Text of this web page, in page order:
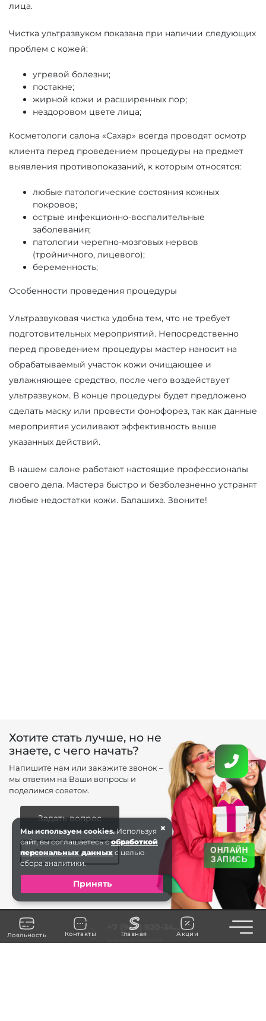
Лояльность Контакты Главная Акции
ОНЛАЙН
ЗАПИСЬ
лица.
Чистка ультразвуком показана при наличии следующих
проблем с кожей:
угревой болезни;
постакне;
жирной кожи и расширенных пор;
нездоровом цвете лица;
Косметологи салона «Сахар» всегда проводят осмотр
клиента перед проведением процедуры на предмет
выявления противопоказаний, к которым относятся:
любые патологические состояния кожных
покровов;
острые инфекционно-воспалительные
заболевания;
патологии черепно-мозговых нервов
(тройничного, лицевого);
беременность;
Особенности проведения процедуры
Ультразвуковая чистка удобна тем, что не требует
подготовительных мероприятий. Непосредственно
перед проведением процедуры мастер наносит на
обрабатываемый участок кожи очищающее и
увлажняющее средство, после чего воздействует
ультразвуком. В конце процедуры будет предложено
сделать маску или провести фонофорез, так как данные
мероприятия усиливают эффективность выше
указанных действий.
В нашем салоне работают настоящие профессионалы
своего дела. Мастера быстро и безболезненно устранят
любые недостатки кожи. Балашиха. Звоните!
Хотите стать лучше, но не
знаете, с чего начать?
Напишите нам или закажите звонок –
мы ответим на Ваши вопросы и
поделимся советом.
Задать вопрос
Заказать звонок
+7 (968) 920-34...
×
Мы используем cookies.Используя
сайт, вы соглашаетесь собработкой
персональных данных с целью
сбора аналитики.
Принять